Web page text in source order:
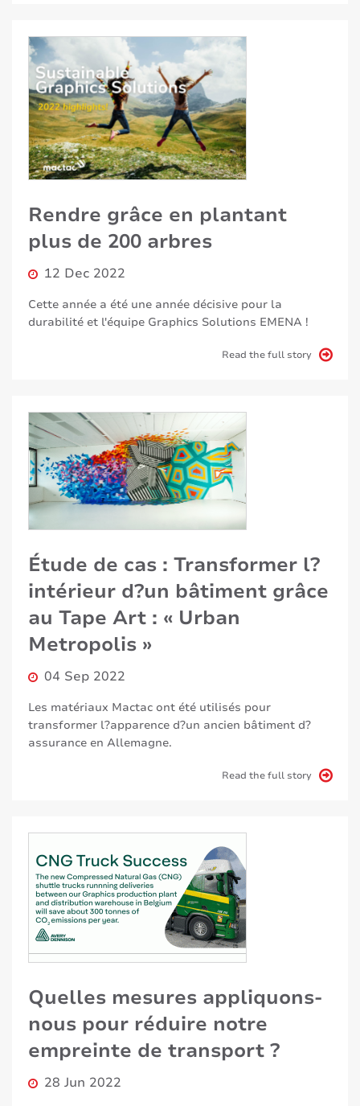
Rendre grâce en plantant
plus de 200 arbres
12 Dec 2022
Cette année a été une année décisive pour la
durabilité et l'équipe Graphics Solutions EMENA !
Read the full story
Étude de cas : Transformer l?
intérieur d?un bâtiment grâce
au Tape Art : « Urban
Metropolis »
04 Sep 2022
Les matériaux Mactac ont été utilisés pour
transformer l?apparence d?un ancien bâtiment d?
assurance en Allemagne.
Read the full story
Quelles mesures appliquons-
nous pour réduire notre
empreinte de transport ?
28 Jun 2022